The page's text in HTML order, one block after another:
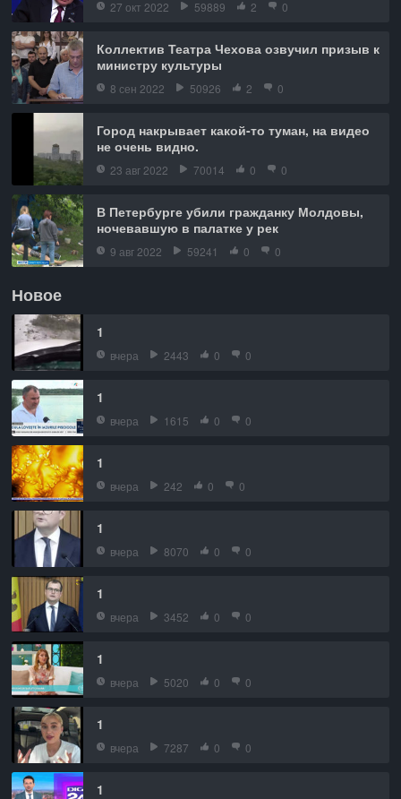
27 окт 2022 59889 2 0
Коллектив Театра Чехова озвучил призыв к
министру культуры
8 сен 2022 50926 2 0
Город накрывает какой-то туман, на видео
не очень видно.
23 авг 2022 70014 0 0
В Петербурге убили гражданку Молдовы,
ночевавшую в палатке у рек
9 авг 2022 59241 0 0
Новое
1
вчера 2443 0 0
1
вчера 1615 0 0
1
вчера 242 0 0
1
вчера 8070 0 0
1
вчера 3452 0 0
1
вчера 5020 0 0
1
вчера 7287 0 0
1